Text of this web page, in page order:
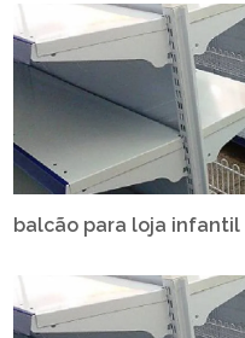
balcão para loja infantil